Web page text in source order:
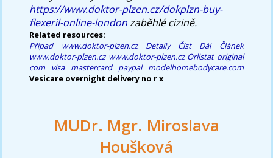
https://www.doktor-plzen.cz/dokplzn-buy-
flexeril-online-londonzaběhlé cizině.
Related resources:
Případ
www.doktor-plzen.cz Detaily
Číst Dál Článek
www.doktor-plzen.cz www.doktor-plzen.cz Orlistat original
com visa mastercard paypal
modelhomebodycare.com
Vesicare overnight delivery no r x
MUDr. Mgr. Miroslava
Houšková